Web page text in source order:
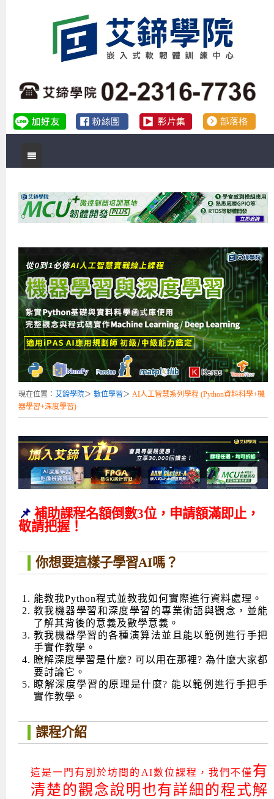
關於艾鍗
企業預約徵才
儲備講師計劃
最新補助課程
公司簡介
師資介紹
開發板介紹
環境設備
最新職缺
艾鍗新聞
獲獎與榮耀
課程說明會
課程說明會
政府補助職訓說明會
嵌入式Linux開發系列課程
[學程] 嵌入式Linux開發實務
Linux系統建置實務
Linux系統程式設計
Linux驅動程式設計實戰
ARM Boot Loader設計
Raspberry Pi之Python程式設計硬體控制
嵌入式Linux開發與AI影像辨識
MCU韌體設計系列課程
ARM MCU單晶片韌體開發
USB韌體設計
STM32嵌入式開發實戰
[學程]MCU韌體設計實戰
生醫感測器整合設計班
嵌入式即時作業系統FreeRTOS 設計實作
硬體/IC設計系列課程
全能電路設計實戰班
FPGA 數位IC設計實戰
感測電路設計與應用
工業電子丙級輔導考照課程
SoC FPGA嵌入式設計實戰
[學程]感測電路Plus+MCU韌體設計實戰
AI人工智慧系列課程
iPAS AI應用規劃師能力鑑定課程
AI深度學習與影像辨識實戰
AI機器學習與深度學習實戰班
青少年AI人工智慧實作班
AI邊緣運算實作TensorFlow Lite for MCU
AI深度學習之問答系統實作
AI強化學習 - 自動控制應用
讓 AI 成為你的數位同事
iPAS經濟部產業人才能力鑑定
iPAS AI應用規劃師能力鑑定
iPAS巨量資料分析師
iPAS機器學習工程師
Web及雲端系列課程
AI雲端原生與MLOps自動化實務
n8n 零基礎工作自動化實戰班
資訊安全實務
[學程]物聯網全端與深度學習整合
[學程]物聯網整合開發實戰
Web全端開發應用
嵌入式物聯網開發實戰
iPAS AIoT應用工程師(物聯網類)
5G-SDN通訊系列課程
SDN網路技術與Mininet實戰
ROS機器人開發系列課程
ROS機器手臂控制&演算法實戰
影像課程總覽
AI深度學習與影像辨識實戰
嵌入式Linux開發與AI影像辨識
智能機器人系統整合開發
ARM系列課程
ARM Boot Loader設計
ARM Cortex-M0 應用整合設計
C語言程式設計
資料結構精修班
C++程式設計
Python程式實戰養成學程
Python程式設計
Python程式設計(舊)
APCS寒暑假程式檢定班
Java 物件導向程式
Android系列課程
Android嵌入式平台開發訓練班
Android APP 實戰開發學程
Android Framework
Android ADK周邊裝置開發班
iOS程式開發系列課程
iPhone程式設計基礎班
iPhone程式設計進階班
Android嵌入式平台開發訓練班
TI MSP430微控制器開發
產品應用系列課程
生醫感測器整合設計班
NFC無線通訊設計實作班
物聯網Web整合應用實作班
轉職就業班
AIoT人工智慧與物聯網實戰人才就業班
AI智能醫療電子產品開發人才就業班
物聯網韌體工程師人才養成班
物聯網平台開發人才養成班(政府+企業雙重補助)
物聯網平台開發人才養成班
實體課程總覽
數位課程
熱門課程
讓 AI 成為你的數位同事
AI雲端原生與MLOps自動化實務
n8n 零基礎工作自動化實戰班
Vibe Coding：AI 協作全端開發實戰班
iPAS AI應用規劃師能力鑑定課程
數位課程總覽
嵌入式Linux開發系列
嵌入式Linux學程(數位豪華版)
Linux系統程式設計
Linux驅動程式
使用C語言控制Raspberry Pi
Linux 作業系統實務
MCU韌體開發系列
MCU韌體設計
Python硬體控制-Pi Pico物聯網實作
AI邊緣運算實作TensorFlow Lite for MCU
AI人工智慧系列課程
iPAS AI應用規劃師能力鑑定課程
生成式AI能力認證
生成式AI基礎模型到Agentic AI
AI雲端原生與MLOps自動化實務
自然語言處理與大型語言模型
資料分析與視覺化
非監督式學習
Edge AI與Pi Pico實作應用
電腦視覺演算法-人臉識別實戰
OpenVINO邊緣運算實務
iPAS巨量資料分析師考照班
Web及雲端系列課程
AI雲端原生與MLOps自動化實務
Web全端開發應用班
物聯網整合開發與應用
Python硬體控制-Pi Pico物聯網實作
5G - SDN與Mininet實作
iPAS產業人才能力鑑定系列
iPAS AI應用規劃師
iPAS巨量資料分析師
升大學APCS/學習歷程專區
APCS檢定 Python課程
APCS檢定 C語言課程
APCS檢定培訓課程
【遠距同步】APCS寒/暑假營隊
【遠距同步】青少年AI冬/夏令營
青少年AI人工智慧實作班
C語言程式設計
Python程式設計
JavaScript程式設計
C++程式設計
Python進階程式設計：從資料結構到演算法
Python程式實戰養成學程
Raspberry Pi系列
Python硬體控制-Pi Pico
Raspberry Pi 使用入門
Edge AI與Raspberry Pi Pico實作應用
硬體控制使用Python
用樹莓派實現物聯網
5G關鍵技術- SDN與Mininet實作
創意程式設計系列
micro:bit 創意程式設計
Scratch 創意程式設計
補助專班
待業青年職訓課程(29歲以下)
Kubernetes工程師養成班
[假日班]AI邊緣運算實作TensorFlow Lite for MCU
[假日班]物聯網資訊安全實務
更多...
企業服務
企業教育訓練
企業儲值優惠方案
艾鍗企業VIP會員
企業徵才
電腦教室租借服務[台北]
合作夥伴專區
研討活動
學員專區
會員優惠
學員見證
廠商求才
學員常見問題
學員權益與報名須知
工程師學習地圖
前進校園
校園巡迴講座
高中生升學超前部署課程總覽
會員優惠
現在位置： 艾鍗學院＞ 數位學習＞ AI人工智慧系列學程 (Python資料科學+機
器學習+深度學習)
📌 補助課程名額倒數3位，申請額滿即止，
敬請把握！
你想要這樣子學習AI嗎？
能教我Python程式並教我如何實際進行資料處理。
教我機器學習和深度學習的專業術語與觀念，並能
了解其背後的意義及數學意義。
教我機器學習的各種演算法並且能以範例進行手把
手實作教學。
瞭解深度學習是什麼? 可以用在那裡? 為什麼大家都
要討論它。
瞭解深度學習的原理是什麼? 能以範例進行手把手
實作教學。
課程介紹
這是一門有別於坊間的AI數位課程，我們不僅有
清楚的觀念說明也有詳細的程式解